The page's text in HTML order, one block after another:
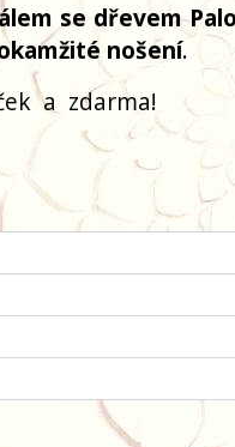
se dřevem
nošení.
a zdarma!